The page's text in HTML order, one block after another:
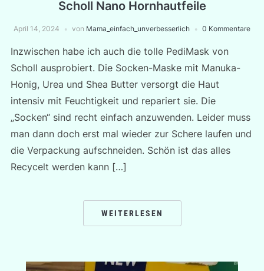
Scholl Nano Hornhautfeile
April 14, 2024 von Mama_einfach_unverbesserlich 0 Kommentare
Inzwischen habe ich auch die tolle PediMask von
Scholl ausprobiert. Die Socken-Maske mit Manuka-
Honig, Urea und Shea Butter versorgt die Haut
intensiv mit Feuchtigkeit und repariert sie. Die
„Socken“ sind recht einfach anzuwenden. Leider muss
man dann doch erst mal wieder zur Schere laufen und
die Verpackung aufschneiden. Schön ist das alles
Recycelt werden kann […]
WEITERLESEN